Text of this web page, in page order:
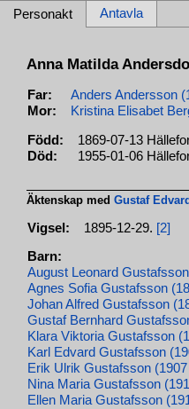
Personakt Antavla
Anna Matilda
Far:
Anders Andersson
Mor:
Kristina Elisabet
Född: 1869-07-13
Död:
1955-01-06
Äktenskap medGustaf
Vigsel: 1895-12-29. [2]
Barn:
August Leonard
Agnes Sofia Gustafsson
Johan Alfred Gustafsson
Gustaf Bernhard
Klara Viktoria Gustafsson
Karl Edvard Gustafsson
Erik Ulrik Gustafsson
Nina Maria Gustafsson
Ellen Maria Gustafsson